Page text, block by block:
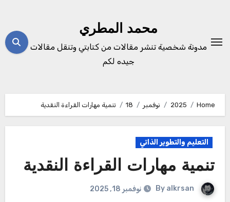
محمد المطري
مدونة شخصية تنشر مقالات من كتابتي وتنقل مقالات
جيده لكم
Home
2025 نوفمبر 18 تنمية مهارات القراءة النقدية
التعليم والتطوير الذاتي
تنمية مهارات القراءة النقدية
By alkrsan نوفمبر 18, 2025